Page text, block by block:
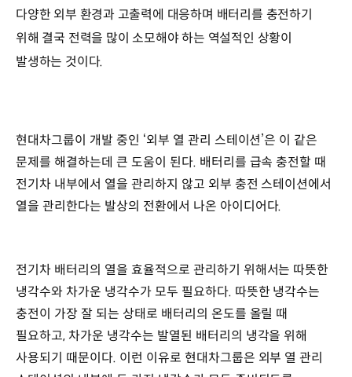
다양한 외부 환경과 고출력에 대응하며 배터리를 충전하기
위해 결국 전력을 많이 소모해야 하는 역설적인 상황이
발생하는 것이다.
현대차그룹이 개발 중인 ‘외부 열 관리 스테이션’은 이 같은
문제를 해결하는데 큰 도움이 된다. 배터리를 급속 충전할 때
전기차 내부에서 열을 관리하지 않고 외부 충전 스테이션에서
열을 관리한다는 발상의 전환에서 나온 아이디어다.
전기차 배터리의 열을 효율적으로 관리하기 위해서는 따뜻한
냉각수와 차가운 냉각수가 모두 필요하다. 따뜻한 냉각수는
충전이 가장 잘 되는 상태로 배터리의 온도를 올릴 때
필요하고, 차가운 냉각수는 발열된 배터리의 냉각을 위해
사용되기 때문이다. 이런 이유로 현대차그룹은 외부 열 관리